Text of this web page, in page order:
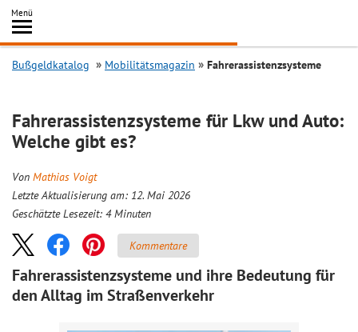
Inhalt
springen
Menü
Search
Bußgeldkatalog Mobilitätsmagazin Fahrerassistenzsysteme
Fahrerassistenzsysteme für Lkw und Auto:
Welche gibt es?
Von Mathias Voigt
Letzte Aktualisierung am: 12. Mai 2026
Geschätzte Lesezeit: 4 Minuten
Kommentare
Fahrerassistenzsysteme und ihre Bedeutung für
den Alltag im Straßenverkehr